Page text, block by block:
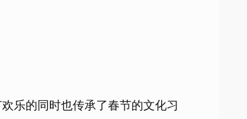
的同时也传承了春节的文化习